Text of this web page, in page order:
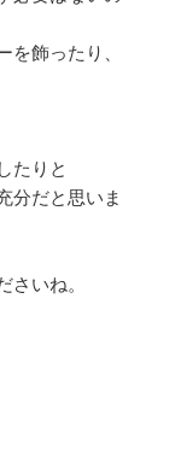
飾ったり、
たりと
分だと思いま
いね。